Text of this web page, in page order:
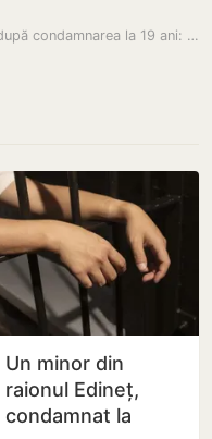
Vlad Plahotniuc, prima reacție după condamnarea la 19 ani: „Sentința…
Un minor din
raionul Edineț,
condamnat la